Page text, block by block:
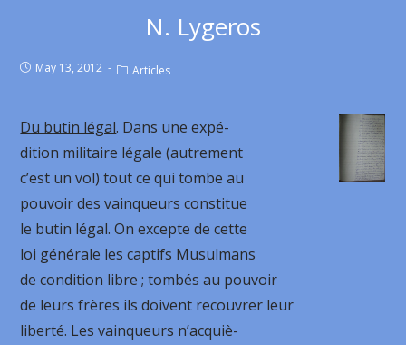
N. Lygeros
May 13, 2012 Articles
Du butin légal. Dans une expé-
dition militaire légale (autrement
c’est un vol) tout ce qui tombe au
pouvoir des vainqueurs constitue
le butin légal. On excepte de cette
loi générale les captifs Musulmans
de condition libre ; tombés au pouvoir
de leurs frères ils doivent recouvrer leur
liberté. Les vainqueurs n’acquiè-